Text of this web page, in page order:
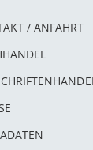
/ ANFAHRT